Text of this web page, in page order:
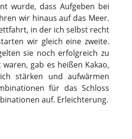
wurde, dass Aufgeben bei
wir hinaus auf das Meer.
in der ich selbst recht
wir gleich eine zweite.
sie noch erfolgreich zu
gab es heißen Kakao,
stärken und aufwärmen
für das Schloss
auf. Erleichterung.